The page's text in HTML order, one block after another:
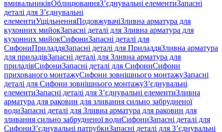
вмивальниківОблицюванняЗ’єднувальні елементиЗапасні
деталі для З’єднувальні
елементиУщільненняПодовжувачіЗливна арматура для
кухонних мийокЗапасні деталі для Зливна арматура для
кухонних мийокСифониЗапасні деталі для
СифониПриладдяЗапасні деталі для ПриладдяЗливна арматура
для приладівЗапасні деталі для Зливна арматура для
приладівСифониЗапасні деталі для СифониСифони
прихованого монтажуСифони зовнішнього монтажуЗапасні
деталі для Сифони зовнішнього монтажуЗ’єднувальні
елементиЗапасні деталі для З’єднувальні елементиЗливна
арматура для раковин для зливання сильно забрудненої
водиЗапасні деталі для Зливна арматура для раковин для
зливання сильно забрудненої водиСифониЗапасні деталі для
СифониЗ’єднувальні патрубкиЗапасні деталі для З’єднувальні